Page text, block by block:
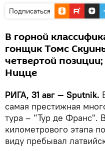
Подписаться
В горной
гонщик Томс
четвертой
Ницце
РИГА, 31 авг — Sputnik.
самая престижная
тура – "Тур де Франс".
километрового этапа
виду пребывал